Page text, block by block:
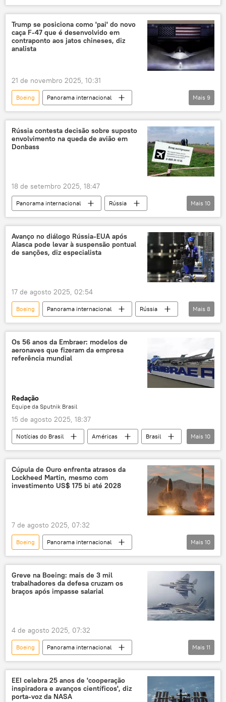
Oriente Médio
Arábia Saudita
C-130
Airbus
KC-390
Embraer
EUA
tecnologia militar
multilateralismo
Estados Unidos
Defesa
Trump se posiciona como 'pai' do novo
caça F-47 que é desenvolvido em
contraponto aos jatos chineses, diz
analista
21 de novembro 2025, 10:31
Boeing
Panorama internacional
Donald Trump
Igor Korotchenko
Estados Unidos
China
F-35
Chengdu
Casa Branca
Mais 9
Rússia contesta decisão sobre suposto
envolvimento na queda de avião em
Donbass
18 de setembro 2025, 18:47
Panorama internacional
Rússia
Donbass
República Popular de Donetsk
Ministério das Relações Exteriores da Rússia
Corte Internacional de Justiça
Europa
Mais 10
Avanço no diálogo Rússia-EUA após
Alasca pode levar à suspensão pontual
de sanções, diz especialista
17 de agosto 2025, 02:54
Boeing Panorama internacional
Rússia
Américas
Vladimir Putin
Donald Trump
Sergei Lavrov
Federação da Rússia
Estados Unidos
Mais 8
Os 56 anos da Embraer: modelos de
aeronaves que fizeram da empresa
referência mundial
Redação
Equipe da Sputnik Brasil
15 de agosto 2025, 18:37
Notícias do Brasil Américas
Brasil
Estados Unidos
Força Aérea Brasileira (FAB)
Embraer
Legacy
E-175
A-29
Super Tucano
Mais 10
Cúpula de Ouro enfrenta atrasos da
Lockheed Martin, mesmo com
investimento US$ 175 bi até 2028
7 de agosto 2025, 07:32
Boeing
Panorama internacional
Américas
Defesa
Donald Trump
Coreia do Norte
Irã
Estados Unidos
Lockheed Martin
Mais 10
Greve na Boeing: mais de 3 mil
trabalhadores da defesa cruzam os
braços após impasse salarial
4 de agosto 2025, 07:32
Boeing
Panorama internacional
Américas
EUA
Missouri
Illinois
Estados Unidos
F-15
Boeing 737
greve
Mais 11
EEI celebra 25 anos de 'cooperação
inspiradora e avanços científicos', diz
porta-voz da NASA